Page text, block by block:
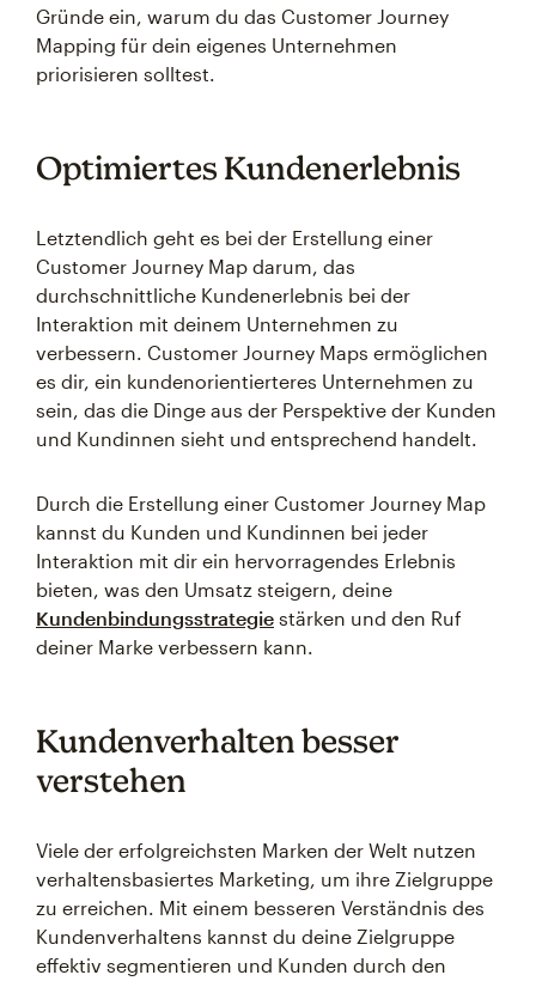
Gründe ein, warum du das Customer Journey
Mapping für dein eigenes Unternehmen
priorisieren solltest.
Optimiertes Kundenerlebnis
Letztendlich geht es bei der Erstellung einer
Customer Journey Map darum, das
durchschnittliche Kundenerlebnis bei der
Interaktion mit deinem Unternehmen zu
verbessern. Customer Journey Maps ermöglichen
es dir, ein kundenorientierteres Unternehmen zu
sein, das die Dinge aus der Perspektive der Kunden
und Kundinnen sieht und entsprechend handelt.
Durch die Erstellung einer Customer Journey Map
kannst du Kunden und Kundinnen bei jeder
Interaktion mit dir ein hervorragendes Erlebnis
bieten, was den Umsatz steigern, deine
Kundenbindungsstrategie stärken und den Ruf
deiner Marke verbessern kann.
Kundenverhalten besser
verstehen
Viele der erfolgreichsten Marken der Welt nutzen
verhaltensbasiertes Marketing, um ihre Zielgruppe
zu erreichen. Mit einem besseren Verständnis des
Kundenverhaltens kannst du deine Zielgruppe
effektiv segmentieren und Kunden durch den